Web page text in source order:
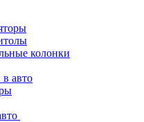
колонки
авто